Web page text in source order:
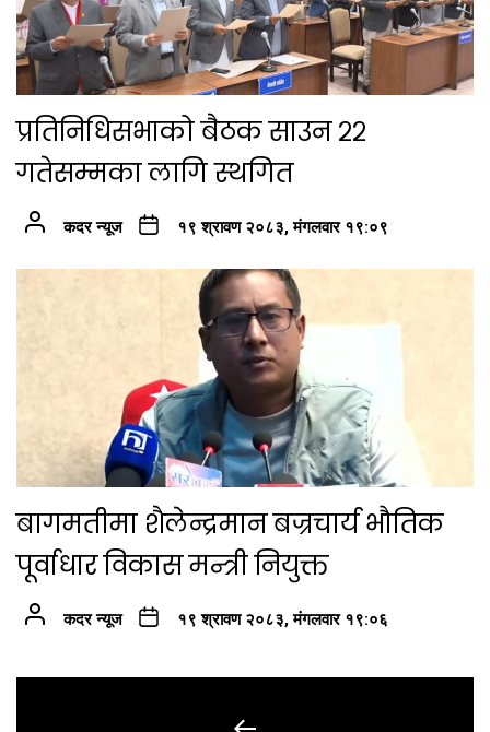
प्रतिनिधिसभाको बैठक साउन २२
गतेसम्मका लागि स्थगित
कदर न्यूज १९ श्रावण २०८३, मंगलवार १९:०९
बागमतीमा शैलेन्द्रमान बज्रचार्य भौतिक
पूर्वाधार विकास मन्त्री नियुक्त
कदर न्यूज १९ श्रावण २०८३, मंगलवार १९:०६